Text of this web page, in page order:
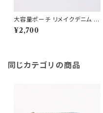
大容量ポーチ リメイクデニム R
D142
¥2,700
同じカテゴリの商品